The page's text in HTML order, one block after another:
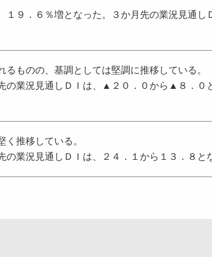
９．６％増となった。３か月先の業況見通し
ものの、基調としては堅調に推移している。
の業況見通しＤＩは、▲２０．０から▲８．０
推移している。
業況見通しＤＩは、２４．１から１３．８と